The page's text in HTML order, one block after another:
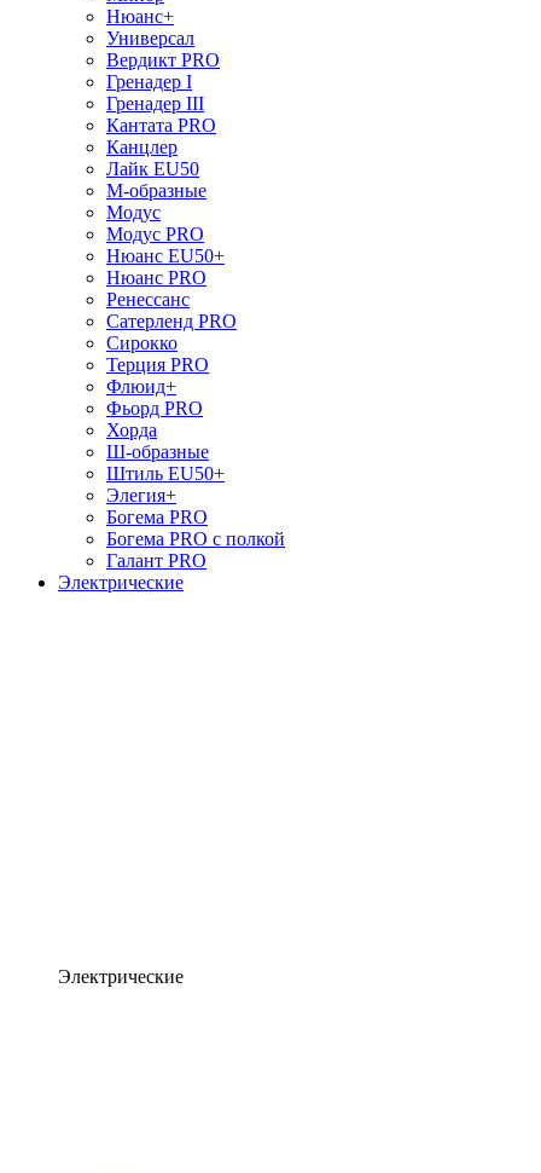
Нюанс+
Универсал
Вердикт PRO
Гренадер I
Гренадер III
Кантата PRO
Канцлер
Лайк EU50
М-образные
Модус
Модус PRO
Нюанс EU50+
Нюанс PRO
Ренессанс
Сатерленд PRO
Сирокко
Терция PRO
Флюид+
Фьорд PRO
Хорда
Ш-образные
Штиль EU50+
Элегия+
Богема PRO
Богема PRO с полкой
Галант PRO
Электрические
Электрические